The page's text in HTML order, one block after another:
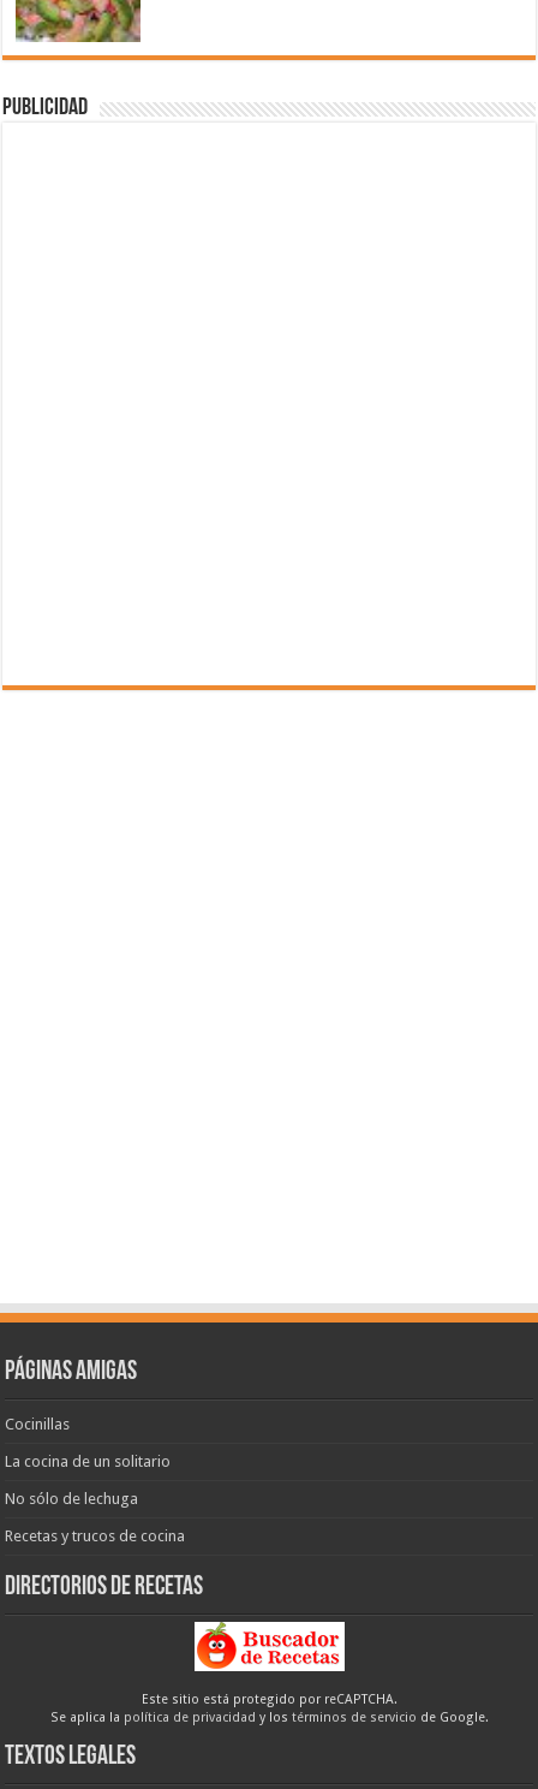
Publicidad
Páginas amigas
Cocinillas
La cocina de un solitario
No sólo de lechuga
Recetas y trucos de cocina
Directorios de recetas
Este sitio está protegido por reCAPTCHA.
Se aplica la política de privacidad y los términos de servicio de Google.
Textos legales